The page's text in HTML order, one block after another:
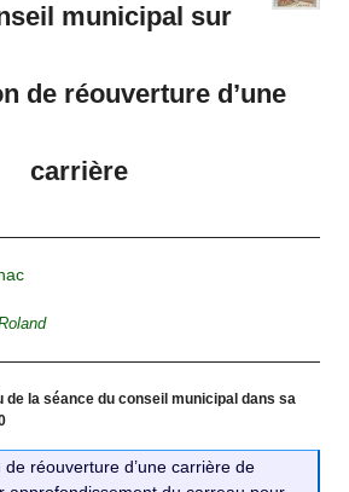
municipal sur
de réouverture d’une
carrière
de la séance du conseil municipal dans sa
réouverture d’une carrière de